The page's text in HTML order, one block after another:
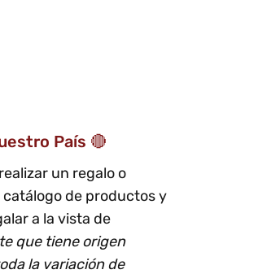
País 🔴
un regalo o
de productos y
a la vista de
que tiene origen
la variación de